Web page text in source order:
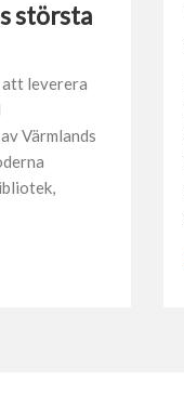
största
leverera
Värmlands